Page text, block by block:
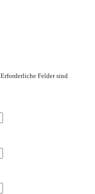
Erforderliche Felder sind